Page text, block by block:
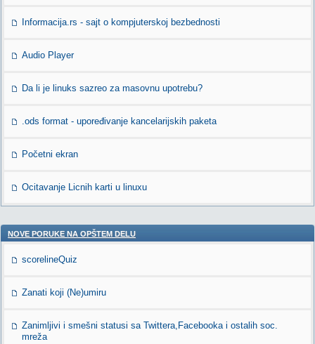
Informacija.rs - sajt o kompjuterskoj bezbednosti
Audio Player
Da li je linuks sazreo za masovnu upotrebu?
.ods format - upoređivanje kancelarijskih paketa
Početni ekran
Ocitavanje Licnih karti u linuxu
NOVE PORUKE NA OPŠTEM DELU
scorelineQuiz
Zanati koji (Ne)umiru
Zanimljivi i smešni statusi sa Twittera,Facebooka i ostalih soc.
mreža